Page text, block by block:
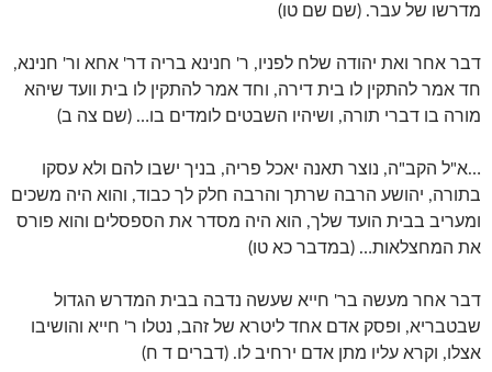
מדרשו של עבר. (שם שם טו)
דבר אחר ואת יהודה שלח לפניו, ר' חנינא בריה דר' אחא ור' חנינא,
חד אמר להתקין לו בית דירה, וחד אמר להתקין לו בית וועד שיהא
מורה בו דברי תורה, ושיהיו השבטים לומדים בו… (שם צה ב)
…א"ל הקב"ה, נוצר תאנה יאכל פריה, בניך ישבו להם ולא עסקו
בתורה, יהושע הרבה שרתך והרבה חלק לך כבוד, והוא היה משכים
ומעריב בבית הועד שלך, הוא היה מסדר את הספסלים והוא פורס
את המחצלאות… (במדבר כא טו)
דבר אחר מעשה בר' חייא שעשה נדבה בבית המדרש הגדול
שבטבריא, ופסק אדם אחד ליטרא של זהב, נטלו ר' חייא והושיבו
אצלו, וקרא עליו מתן אדם ירחיב לו. (דברים ד ח)